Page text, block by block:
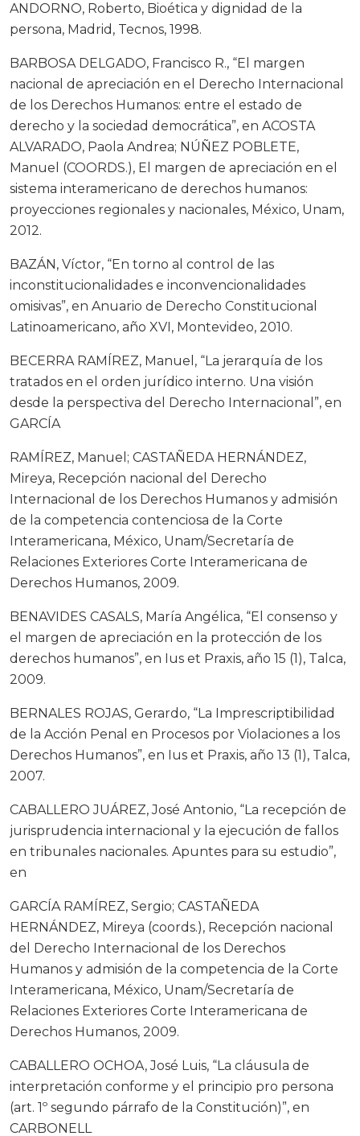
ANDORNO, Roberto, Bioética y dignidad de la
persona, Madrid, Tecnos, 1998.
BARBOSA DELGADO, Francisco R., “El margen
nacional de apreciación en el Derecho Internacional
de los Derechos Humanos: entre el estado de
derecho y la sociedad democrática”, en ACOSTA
ALVARADO, Paola Andrea; NÚÑEZ POBLETE,
Manuel (COORDS.), El margen de apreciación en el
sistema interamericano de derechos humanos:
proyecciones regionales y nacionales, México, Unam,
2012.
BAZÁN, Víctor, “En torno al control de las
inconstitucionalidades e inconvencionalidades
omisivas”, en Anuario de Derecho Constitucional
Latinoamericano, año XVI, Montevideo, 2010.
BECERRA RAMÍREZ, Manuel, “La jerarquía de los
tratados en el orden jurídico interno. Una visión
desde la perspectiva del Derecho Internacional”, en
GARCÍA
RAMÍREZ, Manuel; CASTAÑEDA HERNÁNDEZ,
Mireya, Recepción nacional del Derecho
Internacional de los Derechos Humanos y admisión
de la competencia contenciosa de la Corte
Interamericana, México, Unam/Secretaría de
Relaciones Exteriores Corte Interamericana de
Derechos Humanos, 2009.
BENAVIDES CASALS, María Angélica, “El consenso y
el margen de apreciación en la protección de los
derechos humanos”, en Ius et Praxis, año 15 (1), Talca,
2009.
BERNALES ROJAS, Gerardo, “La Imprescriptibilidad
de la Acción Penal en Procesos por Violaciones a los
Derechos Humanos”, en Ius et Praxis, año 13 (1), Talca,
2007.
CABALLERO JUÁREZ, José Antonio, “La recepción de
jurisprudencia internacional y la ejecución de fallos
en tribunales nacionales. Apuntes para su estudio”,
en
GARCÍA RAMÍREZ, Sergio; CASTAÑEDA
HERNÁNDEZ, Mireya (coords.), Recepción nacional
del Derecho Internacional de los Derechos
Humanos y admisión de la competencia de la Corte
Interamericana, México, Unam/Secretaría de
Relaciones Exteriores Corte Interamericana de
Derechos Humanos, 2009.
CABALLERO OCHOA, José Luis, “La cláusula de
interpretación conforme y el principio pro persona
(art. 1º segundo párrafo de la Constitución)”, en
CARBONELL